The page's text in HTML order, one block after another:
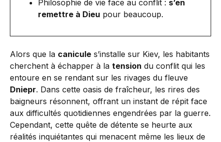
Philosophie de vie face au conflit : s’en
remettre à Dieu pour beaucoup.
Alors que la canicule s’installe sur Kiev, les habitants
cherchent à échapper à la tension du conflit qui les
entoure en se rendant sur les rivages du fleuve
Dniepr. Dans cette oasis de fraîcheur, les rires des
baigneurs résonnent, offrant un instant de répit face
aux difficultés quotidiennes engendrées par la guerre.
Cependant, cette quête de détente se heurte aux
réalités inquiétantes qui menacent même les lieux de